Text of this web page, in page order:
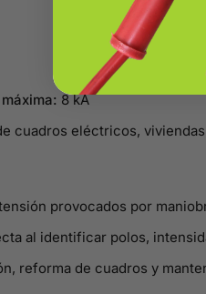
8 kA
cuadros eléctricos,
provocados por
al identificar polos,
reforma de cuadros y